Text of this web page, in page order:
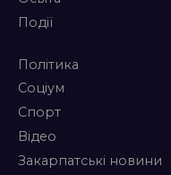
Події
Політика
Соціум
Спорт
Відео
Закарпатські новини